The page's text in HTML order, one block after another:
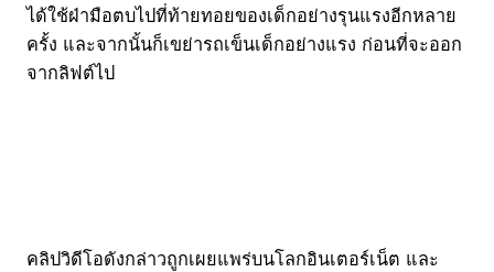
ได้ใช้ฝ่ามือตบไปที่ท้ายทอยของเด็กอย่างรุนแรงอีกหลาย
ครั้ง และจากนั้นก็เขย่ารถเข็นเด็กอย่างแรง ก่อนที่จะออก
จากลิฟต์ไป
คลิปวิดีโอดังกล่าวถูกเผยแพร่บนโลกอินเตอร์เน็ต และ